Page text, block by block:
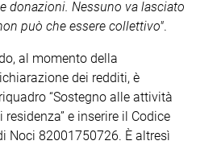
donazioni. Nessuno va lasciato
può che essere collettivo".
al momento della
dei redditi, è
“Sostegno alle attività
e inserire il Codice
Noci 82001750726. È altresì